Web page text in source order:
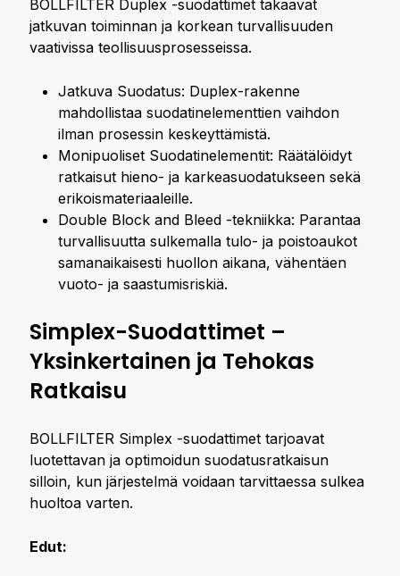
BOLLFILTER Duplex -suodattimet takaavat
jatkuvan toiminnan ja korkean turvallisuuden
vaativissa teollisuusprosesseissa.
Jatkuva Suodatus: Duplex-rakenne
mahdollistaa suodatinelementtien vaihdon
ilman prosessin keskeyttämistä.
Monipuoliset Suodatinelementit: Räätälöidyt
ratkaisut hieno- ja karkeasuodatukseen sekä
erikoismateriaaleille.
Double Block and Bleed -tekniikka: Parantaa
turvallisuutta sulkemalla tulo- ja poistoaukot
samanaikaisesti huollon aikana, vähentäen
vuoto- ja saastumisriskiä.
Simplex-Suodattimet –
Yksinkertainen ja Tehokas
Ratkaisu
BOLLFILTER Simplex -suodattimet tarjoavat
luotettavan ja optimoidun suodatusratkaisun
silloin, kun järjestelmä voidaan tarvittaessa sulkea
huoltoa varten.
Edut: